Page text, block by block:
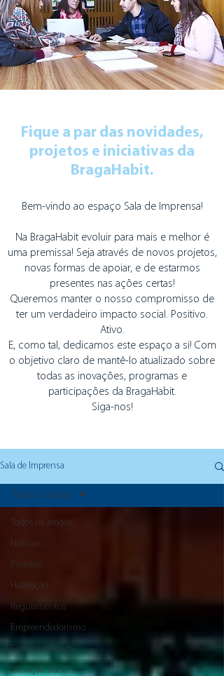
Fique a par das novidades,
projetos e iniciativas da
BragaHabit.
Bem-vindo ao espaço Sala de Imprensa!
Na BragaHabit evoluir para mais e melhor é
uma premissa! Seja através de novos projetos,
novas formas de apoiar, e de estarmos
presentes nas ações certas!
Queremos manter o nosso compromisso de
ter um verdadeiro impacto social. Positivo.
Ativo.
E, como tal, dedicamos este espaço a si! Com
o objetivo claro de mantê-lo atualizado sobre
todas as inovações, programas e
participações da BragaHabit.
Siga-nos!
Sala de Imprensa
Todos os artigos
Notícias
Projetos
Habitação
Regulamentos
Empreendedorismo
Sustentabilidade
Inovação Social
Todos os artigos